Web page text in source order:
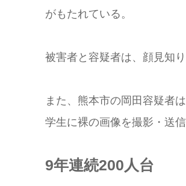
がもたれている。
被害者と容疑者は、顔見知
また、熊本市の岡田容疑者
学生に裸の画像を撮影・送
9年連続200人台